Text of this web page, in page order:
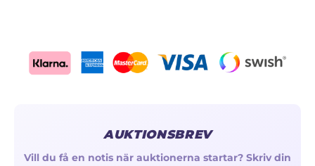
AUKTIONSBREV
Vill du få en notis när auktionerna startar? Skriv din